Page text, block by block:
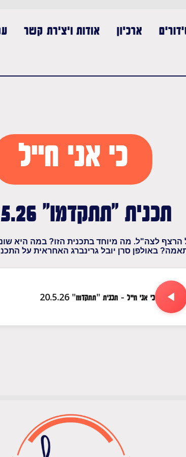
ארכיון אודות ויצירת קשר
כי אני חייל
תכנית "תתקדמו" 20.5.26
לצה"ל. מה מיוחד בתכנית הזו? במה היא
באולפן סרן יובל גרינברג האחראית על
כי אני חייל - תכנית "תתקדמו" 20.5.26